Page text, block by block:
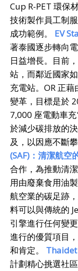
Cup R-PET 環保
技術製作員工制
成功範例。 EV
著泰國逐步轉向
日益增長。目前
站，而鄰近國家
充電站。OR 正
變革，目標是於
7,000 座電動車
於減少碳排放的
及，以因應不斷
(SAF) ：清潔航空
合作，為推動清
用由廢棄食用油
航空業的碳足跡
料可以與傳統的
引擎進行任何變
進行的優質項目
和肯定。 Thaidet
計劃精心挑選社